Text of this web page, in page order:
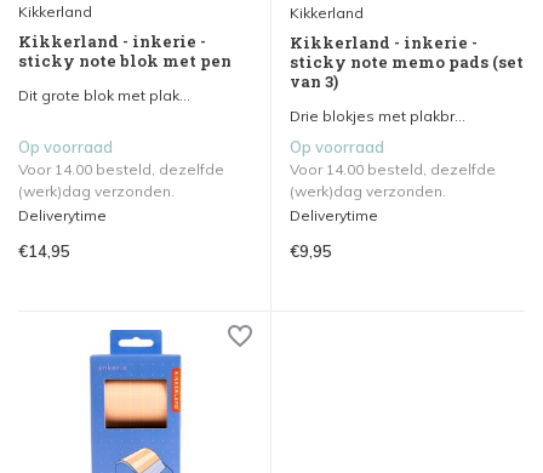
Kikkerland
Kikkerland - inkerie -
sticky note blok met pen
Dit grote blok met plak...
Op voorraad
Voor 14.00 besteld, dezelfde
(werk)dag verzonden.
Deliverytime
€14,95
Kikkerland
Kikkerland - inkerie -
sticky note memo pads (set
van 3)
Drie blokjes met plakbr...
Op voorraad
Voor 14.00 besteld, dezelfde
(werk)dag verzonden.
Deliverytime
€9,95